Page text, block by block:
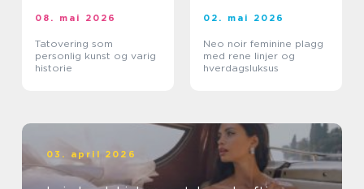
08. mai 2026
Tatovering som
personlig kunst og varig
historie
02. mai 2026
Neo noir feminine plagg
med rene linjer og
hverdagsluksus
03. april 2026